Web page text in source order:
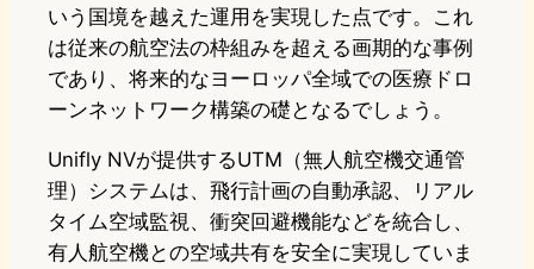
いう国境を越えた運用を実現した点です。これ
は従来の航空法の枠組みを超える画期的な事例
であり、将来的なヨーロッパ全域での医療ドロ
ーンネットワーク構築の礎となるでしょう。
Unifly NVが提供するUTM（無人航空機交通管
理）システムは、飛行計画の自動承認、リアル
タイム空域監視、衝突回避機能などを統合し、
有人航空機との空域共有を安全に実現していま